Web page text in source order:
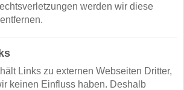
werden wir diese
Links zu externen Webseiten Dritter,
keinen Einfluss haben. Deshalb